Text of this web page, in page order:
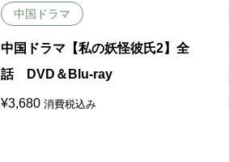
中国ドラマ
中国ドラマ【私の妖怪彼氏2】全
話 DVD＆Blu-ray
¥3,680 消費税込み